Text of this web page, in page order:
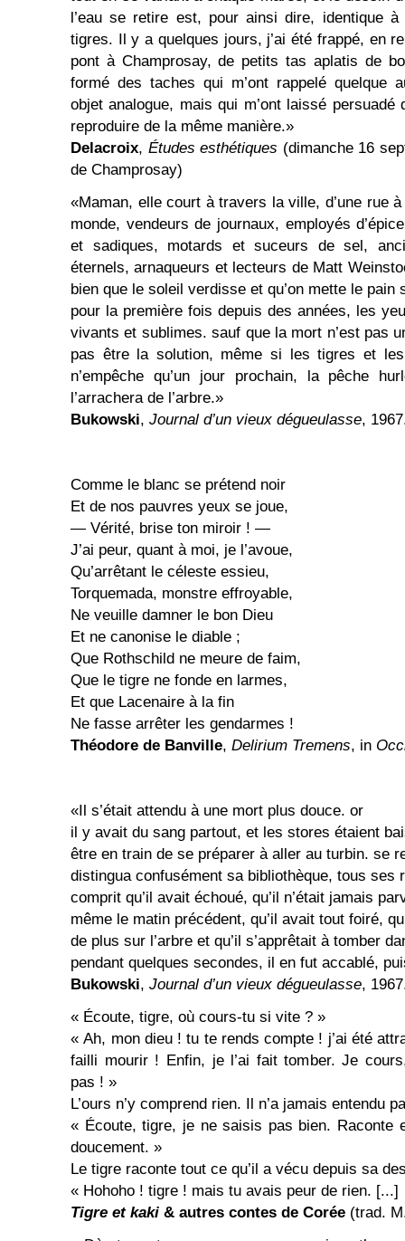
l’eau se retire est, pour ainsi dire, identique
tigres. Il y a quelques jours, j’ai été frappé, en
pont à Champrosay, de petits tas aplatis de
formé des taches qui m’ont rappelé quelque
objet analogue, mais qui m’ont laissé
reproduire de la même manière.»
Delacroix, Études esthétiques (dimanche 16
de Champrosay)
«Maman, elle court à travers la ville, d’une rue
monde, vendeurs de journaux, employés
et sadiques, motards et suceurs de sel,
éternels, arnaqueurs et lecteurs de Matt
bien que le soleil verdisse et qu’on mette le pain
pour la première fois depuis des années, les
vivants et sublimes. sauf que la mort n’est pas
pas être la solution, même si les tigres et les
n’empêche qu’un jour prochain, la pêche
l’arrachera de l’arbre.»
Bukowski, Journal d’un vieux dégueulasse,
Comme le blanc se prétend noir
Et de nos pauvres yeux se joue,
— Vérité, brise ton miroir ! —
J’ai peur, quant à moi, je l’avoue,
Qu’arrêtant le céleste essieu,
Torquemada, monstre effroyable,
Ne veuille damner le bon Dieu
Et ne canonise le diable ;
Que Rothschild ne meure de faim,
Que le tigre ne fonde en larmes,
Et que Lacenaire à la fin
Ne fasse arrêter les gendarmes !
Théodore de Banville, Delirium Tremens, in
«Il s’était attendu à une mort plus douce. or
il y avait du sang partout, et les stores étaient
être en train de se préparer à aller au turbin. se
distingua confusément sa bibliothèque, tous ses
comprit qu’il avait échoué, qu’il n’était jamais
même le matin précédent, qu’il avait tout foiré,
de plus sur l’arbre et qu’il s’apprêtait à tomber
pendant quelques secondes, il en fut accablé,
Bukowski, Journal d’un vieux dégueulasse,
« Écoute, tigre, où cours-tu si vite ? »
« Ah, mon dieu ! tu te rends compte ! j’ai été
failli mourir ! Enfin, je l’ai fait tomber. Je
pas ! »
L’ours n’y comprend rien. Il n’a jamais entendu
« Écoute, tigre, je ne saisis pas bien. Raconte
doucement. »
Le tigre raconte tout ce qu’il a vécu depuis sa
« Hohoho ! tigre ! mais tu avais peur de rien. [...]
Tigre et kaki & autres contes de Corée (trad.